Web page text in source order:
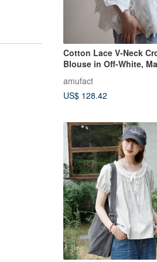
Cotton Lace V-Neck
Blouse in Off-White,
amufact
US$ 128.42